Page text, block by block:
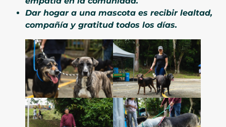
Dar hogar a una mascota es recibir lealtad,
compañía y gratitud todos los días.